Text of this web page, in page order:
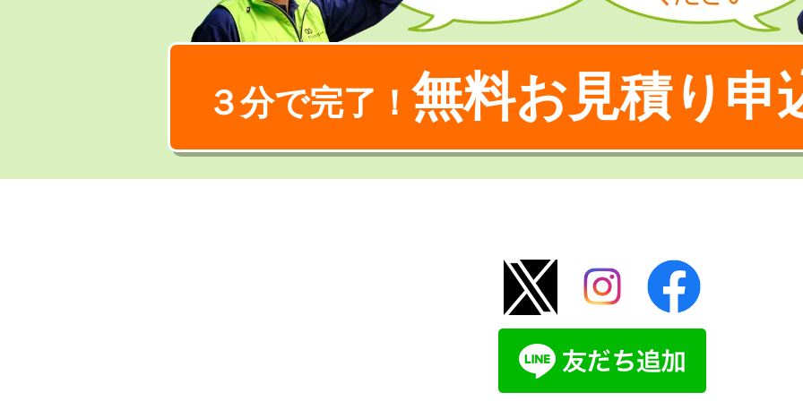
３分で完了！ 無料お見積り申